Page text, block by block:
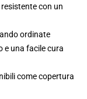
con un
ordinate
e una facile cura
come copertura